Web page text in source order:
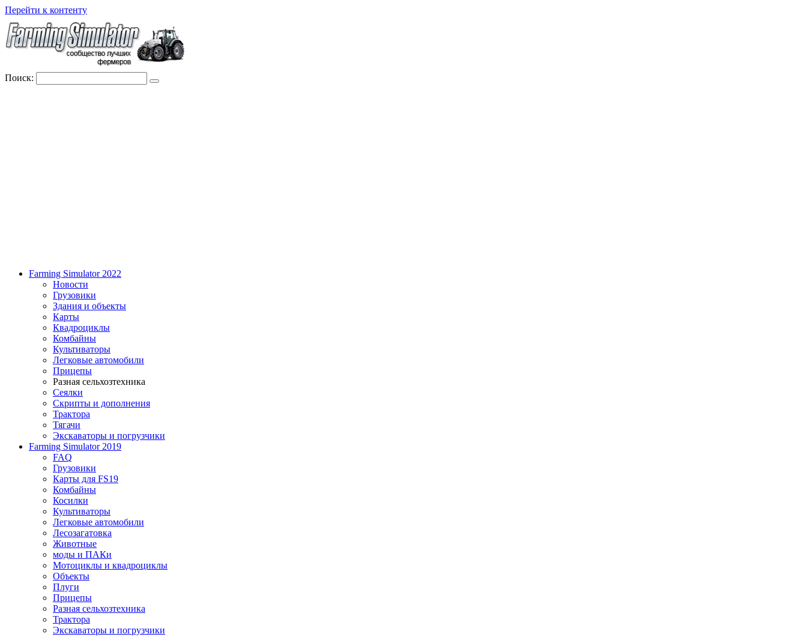
Перейти к контенту
Поиск:
Farming Simulator 2022
Новости
Грузовики
Здания и объекты
Карты
Квадроциклы
Комбайны
Культиваторы
Легковые автомобили
Прицепы
Разная сельхозтехника
Сеялки
Скрипты и дополнения
Трактора
Тягачи
Экскаваторы и погрузчики
Farming Simulator 2019
FAQ
Грузовики
Карты для FS19
Комбайны
Косилки
Культиваторы
Легковые автомобили
Лесозагатовка
Животные
моды и ПАКи
Мотоциклы и квадроциклы
Объекты
Плуги
Прицепы
Разная сельхозтехника
Трактора
Экскаваторы и погрузчики